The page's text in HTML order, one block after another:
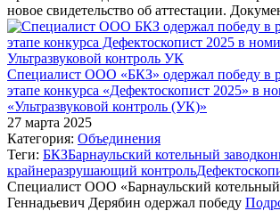
новое свидетельство об аттестации.
Специалист ООО «БКЗ» одержал победу в
этапе конкурса «Дефектоскопист 2025» в
«Ультразвуковой контроль (УК)»
27 марта 2025
Категория: Объединения
Теги: БКЗБарнаульский котельный завод
крайнеразрушающий контроль
Специалист ООО «Барнаульский
Геннадьевич Дерябин одержал победу